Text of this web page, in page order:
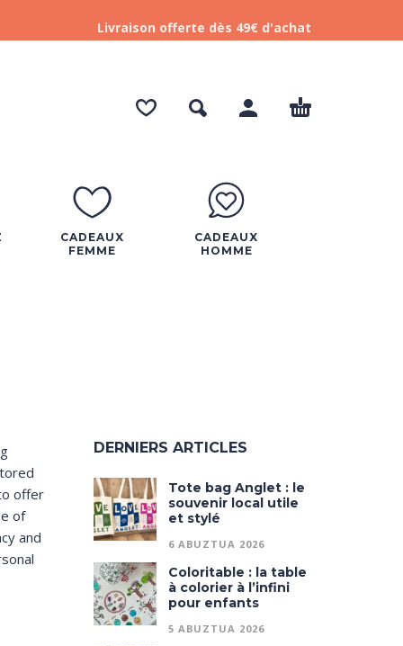
Livraison offerte dès 49€ d'achat
CADEAUX
FEMME
CADEAUX
HOMME
offer
of
and
DERNIERS ARTICLES
Tote bag Anglet : le
souvenir local utile
et stylé
6 ABUZTUA 2026
Coloritable : la table
à colorier à l’infini
pour enfants
5 ABUZTUA 2026